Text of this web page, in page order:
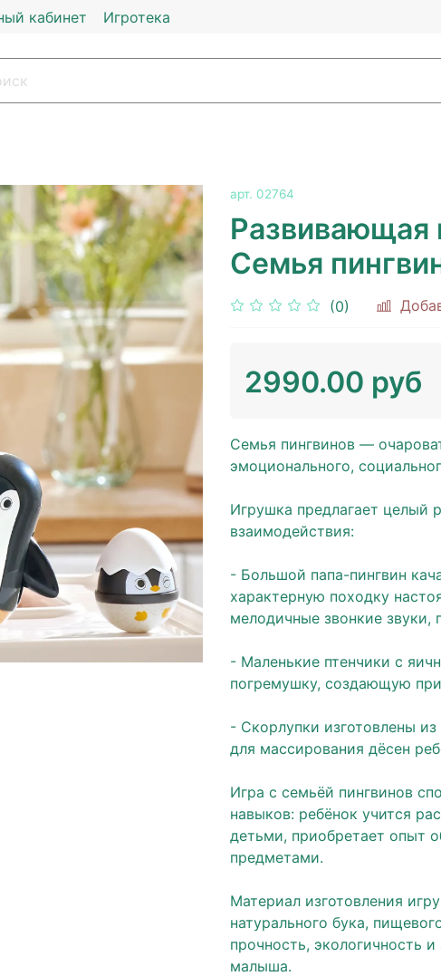
кабинет Игротека
арт. 02764
Семья
(0)
2990.00 руб
Семья пингвинов —
эмоционального,
Игрушка предлагает целый
взаимодействия:
- Большой папа-пингвин
характерную походку
мелодичные звонкие
- Маленькие птенчики с
погремушку, создающую
- Скорлупки изготовлены
для массирования дёсен
Игра с семьёй пингвинов
навыков: ребёнок учится
детьми, приобретает опыт
предметами.
Материал изготовления
натурального бука,
прочность, экологичность
малыша.